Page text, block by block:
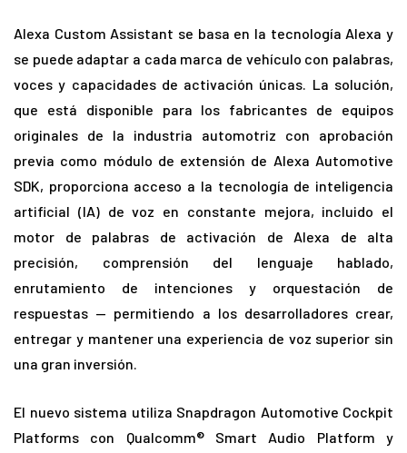
Alexa Custom Assistant se basa en la tecnología Alexa y
se puede adaptar a cada marca de vehículo con palabras,
voces y capacidades de activación únicas. La solución,
que está disponible para los fabricantes de equipos
originales de la industria automotriz con aprobación
previa como módulo de extensión de Alexa Automotive
SDK, proporciona acceso a la tecnología de inteligencia
artificial (IA) de voz en constante mejora, incluido el
motor de palabras de activación de Alexa de alta
precisión, comprensión del lenguaje hablado,
enrutamiento de intenciones y orquestación de
respuestas — permitiendo a los desarrolladores crear,
entregar y mantener una experiencia de voz superior sin
una gran inversión.
El nuevo sistema utiliza Snapdragon Automotive Cockpit
Platforms con Qualcomm® Smart Audio Platform y